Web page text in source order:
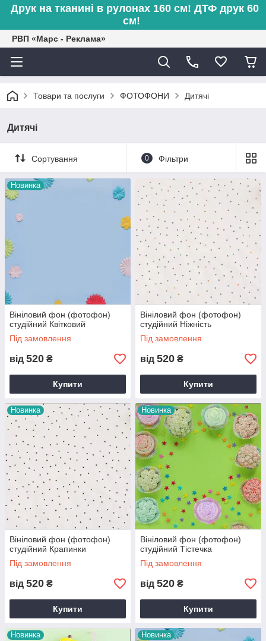
Друк на тканині в рулонах 160 см! ДТФ друк 60
см!
РВП «Марс - Реклама»
Товари та послуги ФОТОФОНИ Дитячі
Дитячі
Сортування 0 Фільтри
Новинка
Вініловий фон (фотофон)
студійний Квітковий
Під замовлення
від 520 ₴
Купити
Вініловий фон (фотофон)
студійний Ніжність
Під замовлення
від 520 ₴
Купити
Новинка
Вініловий фон (фотофон)
студійний Крапинки
Під замовлення
від 520 ₴
Купити
Новинка
Вініловий фон (фотофон)
студійний Тістечка
Під замовлення
від 520 ₴
Купити
Новинка Новинка